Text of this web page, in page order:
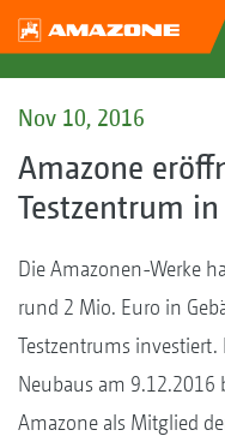
Nov 10, 2016
Amazone
Testzentrum
Die Amazonen-Werke
rund 2 Mio. Euro in
Testzentrums
Neubaus am 9.12.2016
Amazone als Mitglied